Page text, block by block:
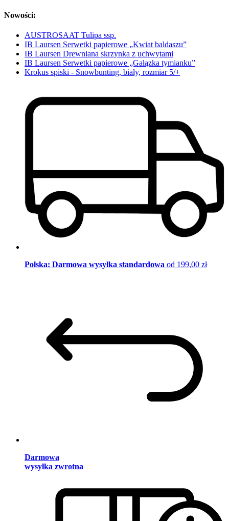
Nowości:
AUSTROSAAT Tulipa ssp.
IB Laursen Serwetki papierowe „Kwiat baldaszu”
IB Laursen Drewniana skrzynka z uchwytami
IB Laursen Serwetki papierowe „Gałązka tymianku”
Krokus spiski - Snowbunting, biały, rozmiar 5/+
Polska: Darmowa wysyłka standardowa od 199,00 zł
Darmowa
wysyłka zwrotna